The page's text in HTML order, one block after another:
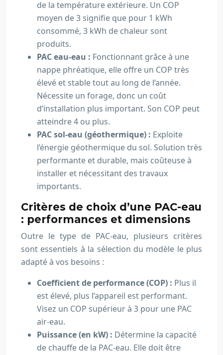
de la température extérieure. Un COP
moyen de 3 signifie que pour 1 kWh
consommé, 3 kWh de chaleur sont
produits.
PAC eau-eau : Fonctionnant grâce à une
nappe phréatique, elle offre un COP très
élevé et stable tout au long de l’année.
Nécessite un forage, donc un coût
d’installation plus important. Son COP peut
atteindre 4 ou plus.
PAC sol-eau (géothermique) : Exploite
l’énergie géothermique du sol. Solution très
performante et durable, mais coûteuse à
installer et nécessitant des travaux
importants.
Critères de choix d’une PAC-eau
: performances et dimensions
Outre le type de PAC-eau, plusieurs critères
sont essentiels à la sélection du modèle le plus
adapté à vos besoins :
Coefficient de performance (COP) : Plus il
est élevé, plus l’appareil est performant.
Visez un COP supérieur à 3 pour une PAC
air-eau.
Puissance (en kW) : Détermine la capacité
de chauffe de la PAC-eau. Elle doit être